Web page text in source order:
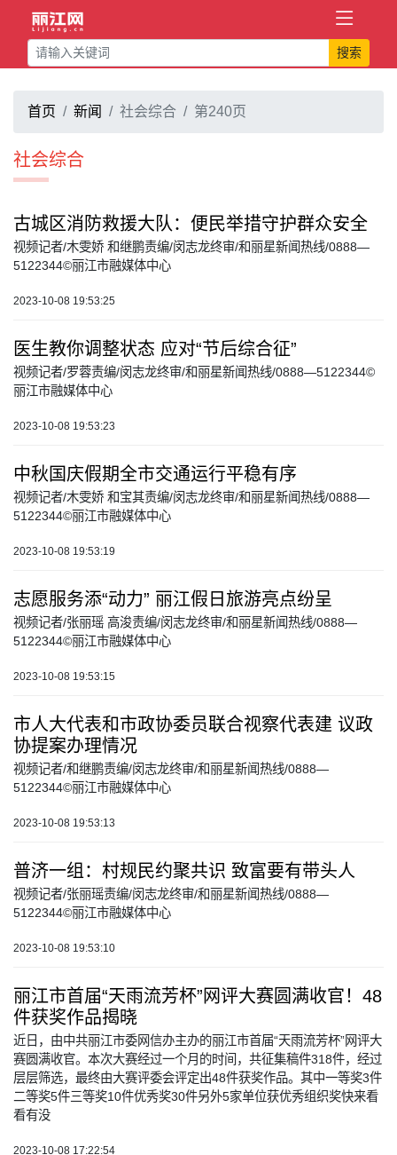
搜索
首页 新闻 社会综合 第240页
社会综合
古城区消防救援大队：便民举措守护群众安全
视频记者/木雯娇 和继鹏责编/闵志龙终审/和丽星新闻热线/0888—
5122344©丽江市融媒体中心
2023-10-08 19:53:25
医生教你调整状态 应对“节后综合征”
视频记者/罗蓉责编/闵志龙终审/和丽星新闻热线/0888—5122344©
丽江市融媒体中心
2023-10-08 19:53:23
中秋国庆假期全市交通运行平稳有序
视频记者/木雯娇 和宝其责编/闵志龙终审/和丽星新闻热线/0888—
5122344©丽江市融媒体中心
2023-10-08 19:53:19
志愿服务添“动力” 丽江假日旅游亮点纷呈
视频记者/张丽瑶 高浚责编/闵志龙终审/和丽星新闻热线/0888—
5122344©丽江市融媒体中心
2023-10-08 19:53:15
市人大代表和市政协委员联合视察代表建 议政
协提案办理情况
视频记者/和继鹏责编/闵志龙终审/和丽星新闻热线/0888—
5122344©丽江市融媒体中心
2023-10-08 19:53:13
普济一组：村规民约聚共识 致富要有带头人
视频记者/张丽瑶责编/闵志龙终审/和丽星新闻热线/0888—
5122344©丽江市融媒体中心
2023-10-08 19:53:10
丽江市首届“天雨流芳杯”网评大赛圆满收官！48
件获奖作品揭晓
近日，由中共丽江市委网信办主办的丽江市首届“天雨流芳杯”网评大
赛圆满收官。本次大赛经过一个月的时间，共征集稿件318件，经过
层层筛选，最终由大赛评委会评定出48件获奖作品。其中一等奖3件
二等奖5件三等奖10件优秀奖30件另外5家单位获优秀组织奖快来看
看有没
2023-10-08 17:22:54